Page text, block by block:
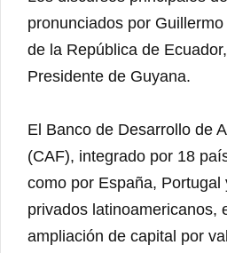
pronunciados por
de la República de
Presidente de Guyana.
El Banco de Desarrollo de
(CAF), integrado por 18
como por España, Portugal
privados latinoamericanos,
ampliación de capital por